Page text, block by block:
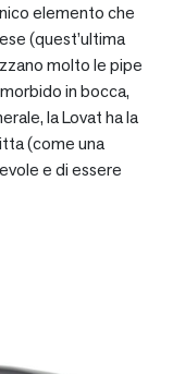
elemento che
(quest’ultima
molto le pipe
in bocca,
la Lovat ha la
(come una
e di essere